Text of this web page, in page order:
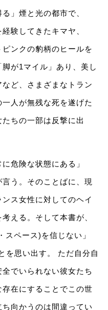
」煙と光の都市で、
験してきたキマヤ、
ピンクの豹柄のヒールを
が1マイル」あり、美し
ど、さまざまなトラン
人が無残な死を遂げた
ちの一部は反撃に出
危険な状態にある」
う。そのことばに、現
ス女性に対してのヘイ
える。そして本書が、
スペース)を信じない」
を思い出す。 ただ自分自
でいられない彼女たち
在にすることでこの世
向かうのは間違ってい